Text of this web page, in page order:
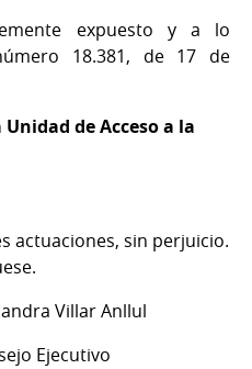
expuesto y a lo
18.381, de 17 de
de Acceso a la
actuaciones, sin perjuicio.
Villar Anllul
Ejecutivo